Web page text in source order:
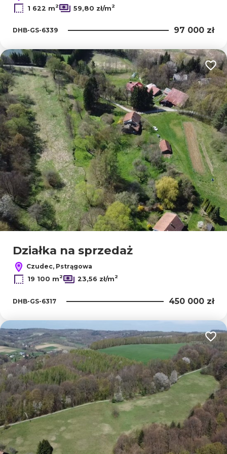
1 622 m2 59,80 zł/m2
DHB-GS-6339 97 000 zł
Działka na sprzedaż
Czudec, Pstrągowa
19 100 m2 23,56 zł/m2
DHB-GS-6317 450 000 zł